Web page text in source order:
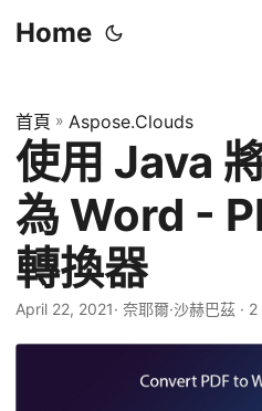
Home
首頁 » Aspose.Clouds
使用 Java
為 Word -
轉換器
April 22, 2021· 奈耶爾·沙赫巴茲 ·